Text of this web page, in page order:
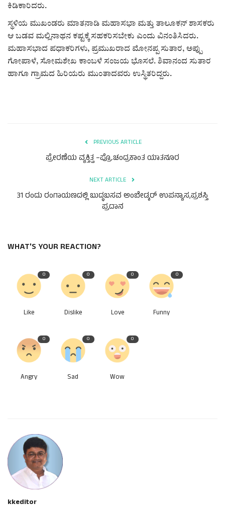
Digital Subscription
ಕಿಡಿಕಾರಿದರು.
ಸ್ಥಳಿಯ ಮುಖಂಡರು ಮಾತನಾಡಿ ಮಹಾಸಭಾ ಮತ್ತು ತಾಲೂಕನ್ ಶಾಸಕರು
ಆ ಬಡವ ಮಲ್ಲಿನಾಥನ ಕಪ್ಟಕ್ಕೆ ಸಹಕರಿಸಬೇಕು ಎಂದು ವಿನಂತಿಸಿದರು.
ಮಹಾಸಭಾದ ಪಧಾಕರಿಗಳು, ಪ್ರಮುಖರಾದ ಮೋನಪ್ಪ ಸುತಾರ, ಅಪ್ಪು
ಗೋಪಾಳೆ, ಸೋಮಶೇಖ ಕಾಂಬಳೆ ಸಂಜಯ ಭೊಸಲೆ. ಶಿವಾನಂದ ಸುತಾರ
ಹಾಗೂ ಗ್ರಾಮದ ಹಿರಿಯರು ಮುಂತಾದವರು ಉಸ್ಥಿತರಿದ್ದರು.
PREVIOUS ARTICLE
ಪ್ರೇರಣೆಯ ವ್ಯಕ್ತಿತ್ವ –ಪ್ರೊ.ಚಂದ್ರಕಾಂತ ಯಾತನೂರ
NEXT ARTICLE
31 ರಂದು ರಂಗಾಯಣದಲ್ಲಿ ಬುದ್ಧಬಸವ ಅಂಬೇಡ್ಕರ್ ಉಪನ್ಯಾಸ,ಪ್ರಶಸ್ತಿ
ಪ್ರದಾನ
WHAT'S YOUR REACTION?
0
Like
0
Dislike
0
Love
0
Funny
0
Angry
0
Sad
0
Wow